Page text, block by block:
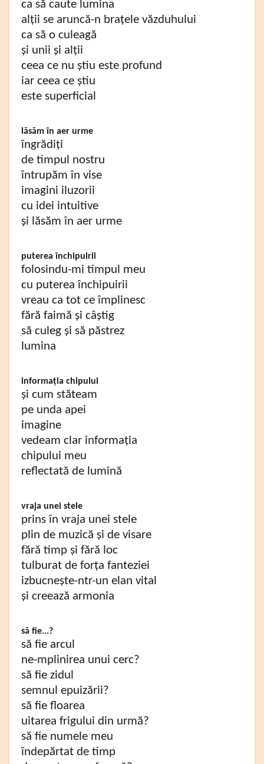
ca să caute lumina
alții se aruncă-n brațele văzduhului
ca să o culeagă
și unii și alții
ceea ce nu știu este profund
iar ceea ce știu
este superficial
lăsăm în aer urme
îngrădiți
de timpul nostru
întrupăm în vise
imagini iluzorii
cu idei intuitive
și lăsăm în aer urme
puterea închipuirii
folosindu-mi timpul meu
cu puterea închipuirii
vreau ca tot ce împlinesc
fără faimă și câștig
să culeg și să păstrez
lumina
informația chipului
și cum stăteam
pe unda apei
imagine
vedeam clar informația
chipului meu
reflectată de lumină
vraja unei stele
prins în vraja unei stele
plin de muzică și de visare
fără timp și fără loc
tulburat de forța fanteziei
izbucnește-ntr-un elan vital
și creează armonia
să fie...?
să fie arcul
ne-mplinirea unui cerc?
să fie zidul
semnul epuizării?
să fie floarea
uitarea frigului din urmă?
să fie numele meu
îndepărtat de timp